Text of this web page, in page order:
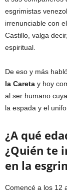
esgrimistas
irrenunciable con
Castillo, valga
espiritual.
De eso y más
la Careta y hoy
al ser humano
la espada y el
¿A qué
¿Quién te
en la
Comencé a los 12